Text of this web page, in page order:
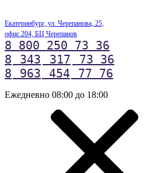
Екатеринбург, ул. Черепанова, 25,
офис 204, БЦ Черепанов
8 800 250 73 36
8
343 317
73 36
8
963 454 77 76
Ежедневно 08:00 до 18:00